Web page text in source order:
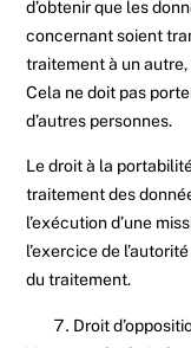
d’obtenir que les
concernant soient
traitement à un
Cela ne doit pas
d’autres personnes.
Le droit à la
traitement des
l’exécution d’une
l’exercice de
du traitement.
Droit